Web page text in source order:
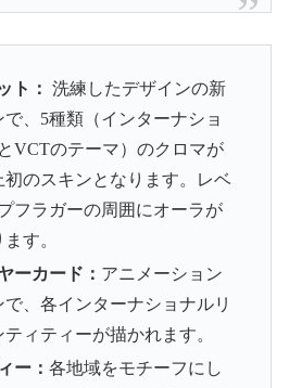
ト： 洗練したデザインの新
、5種類（インターナショ
VCTのテーマ）のクロマが
初のスキンとなります。レベ
フラガーの周囲にオーラが
す。
ーカード： アニメーション
、各インターナショナルリ
ィティーが描かれます。
ー： 各地域をモチーフにし